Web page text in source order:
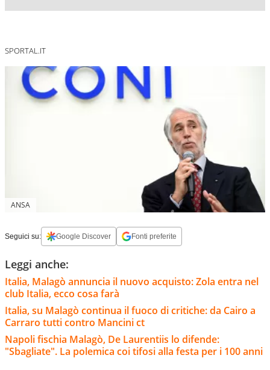
SPORTAL.IT
ANSA
Seguici su: Google Discover Fonti preferite
Leggi anche:
Italia, Malagò annuncia il nuovo acquisto: Zola entra nel
club Italia, ecco cosa farà
Italia, su Malagò continua il fuoco di critiche: da Cairo a
Carraro tutti contro Mancini ct
Napoli fischia Malagò, De Laurentiis lo difende:
"Sbagliate". La polemica coi tifosi alla festa per i 100 anni